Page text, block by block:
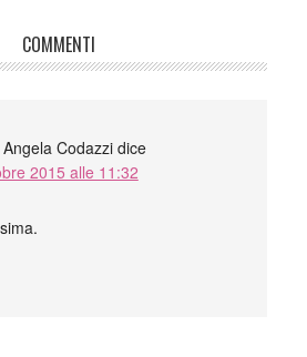
COMMENTI
Codazzi dice
2015 alle 11:32